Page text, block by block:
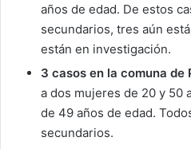
años de edad. De estos
secundarios, tres aún
están en investigación.
3 casos en la comuna de
a dos mujeres de 20 y 50
de 49 años de edad.
secundarios.